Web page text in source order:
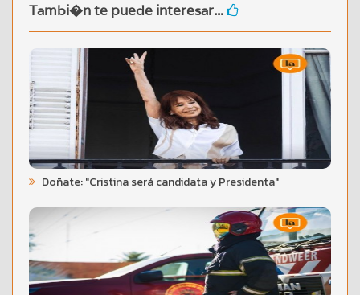
Tambi�n te puede interesar...
Doñate: "Cristina será candidata y Presidenta"